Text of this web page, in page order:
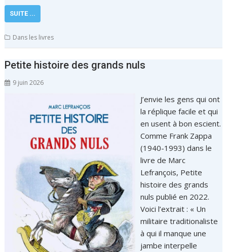
SUITE ...
Dans les livres
Petite histoire des grands nuls
9 juin 2026
J’envie les gens qui ont
la réplique facile et qui
en usent à bon escient.
Comme Frank Zappa
(1940-1993) dans le
livre de Marc
Lefrançois, Petite
histoire des grands
nuls publié en 2022.
Voici l’extrait : « Un
militaire traditionaliste
à qui il manque une
jambe interpelle